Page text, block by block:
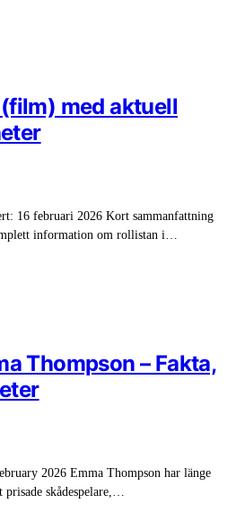
med aktuell
16 februari 2026 Kort sammanfattning
information om rollistan i…
Thompson – Fakta,
2026 Emma Thompson har länge
skådespelare,…